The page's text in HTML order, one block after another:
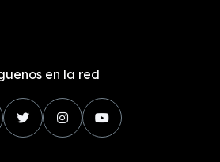
en la red